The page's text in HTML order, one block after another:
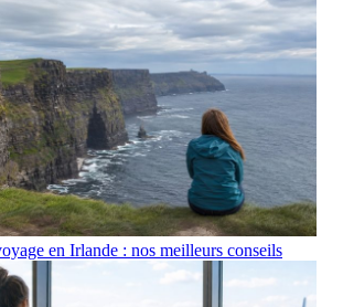
en Irlande : nos meilleurs conseils